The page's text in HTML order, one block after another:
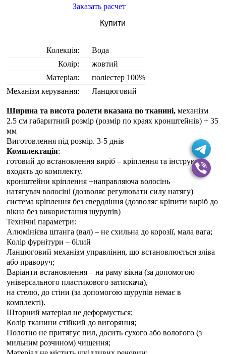
Заказать расчет
Купити
Колекція:
Вода
Колір:
жовтий
Матеріал:
поліестер 100%
Механізм керування:
Ланцюговий
Ширина та висота ролети вказана по тканині, механізм
2.5 см габаритний розмір (розмір по краях кронштейнів) + 35
мм
Виготовлення під розмір. 3-5 днiв
Комплектація:
готовий до встановлення виріб – кріплення та інструкція
входять до комплекту.
кронштейни кріплення +направляюча волосінь
натягувач волосіні (дозволяє регулювати силу натягу)
система кріплення без свердління (дозволяє кріпити виріб до
вікна без використання шурупів)
Технічні параметри:
Алюмінієва штанга (вал) – не схильна до корозії, мала вага;
Колір фурнітури – білий
Ланцюговий механізм управління, що встановлюється зліва
або праворуч;
Варіанти встановлення – на раму вікна (за допомогою
універсального пластикового затискача),
на стелю, до стіни (за допомогою шурупів немає в
комплекті).
Шторний матеріал не деформується;
Колір тканини стійкий до вигоряння;
Полотно не притягує пил, досить сухого або вологого (з
мильним розчином) чищення;